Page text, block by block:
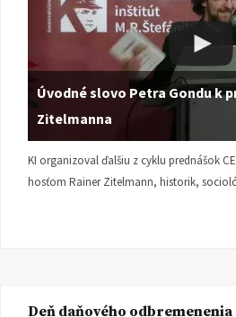
Úvodné slovo Petra Gondu k
Zitelmanna
KI organizoval ďalšiu z cyklu prednášok
hosťom Rainer Zitelmann, historik,
Deň daňového odbremenenia